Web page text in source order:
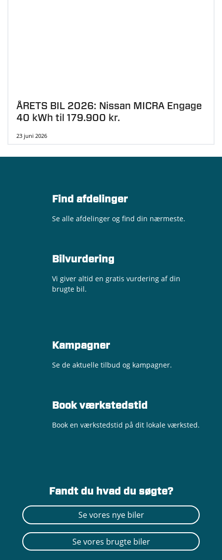
ÅRETS BIL 2026: Nissan MICRA Engage
40 kWh til 179.900 kr.
23 juni 2026
Find afdelinger
Se alle afdelinger og find din nærmeste.
Bilvurdering
Vi giver altid en gratis vurdering af din
brugte bil.
Kampagner
Se de aktuelle tilbud og kampagner.
Book værkstedstid
Book en værkstedstid på dit lokale værksted.
Fandt du hvad du søgte?
Se vores nye biler
Se vores brugte biler